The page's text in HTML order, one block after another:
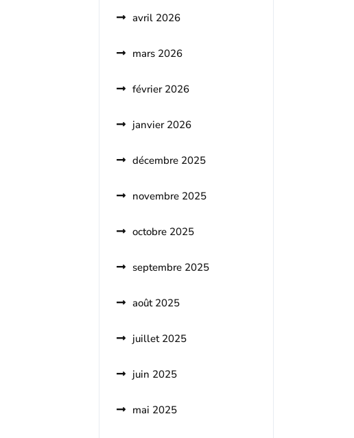
avril 2026
mars 2026
février 2026
janvier 2026
décembre 2025
novembre 2025
octobre 2025
septembre 2025
août 2025
juillet 2025
juin 2025
mai 2025